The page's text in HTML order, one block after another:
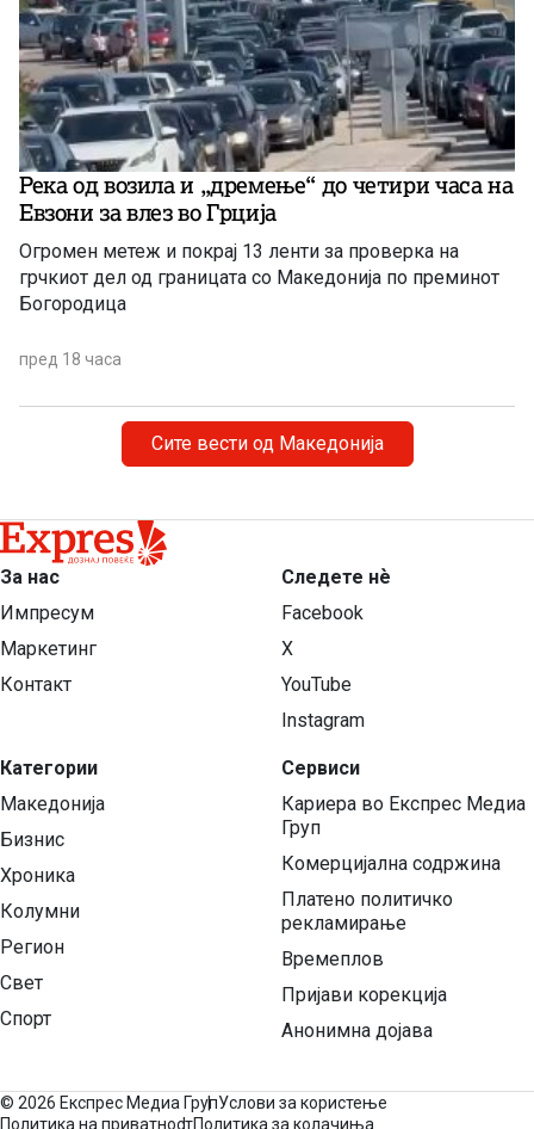
Река од возила и „дремење“ до четири часа на
Евзони за влез во Грција
Огромен метеж и покрај 13 ленти за проверка на
грчкиот дел од границата со Македонија по преминот
Богородица
пред 18 часа
Сите вести од Македонија
За нас
Импресум
Маркетинг
Контакт
Категории
Македонија
Бизнис
Хроника
Колумни
Регион
Свет
Спорт
Следете нѐ
Facebook
X
YouTube
Instagram
Сервиси
Кариера во Експрес Медиа
Груп
Комерцијална содржина
Платено политичко
рекламирање
Времеплов
Пријави корекција
Анонимна дојава
© 2026 Експрес Медиа ГрупУслови за користење
Политика на приватностПолитика за колачиња